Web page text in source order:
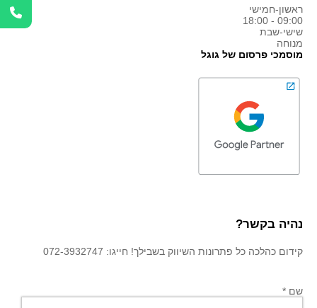
ראשון-חמישי
09:00 - 18:00
שישי-שבת
מנוחה
מוסמכי פרסום של גוגל
נהיה בקשר?
קידום כהלכה כל פתרונות השיווק בשבילך! חייגו: 072-3932747
שם *